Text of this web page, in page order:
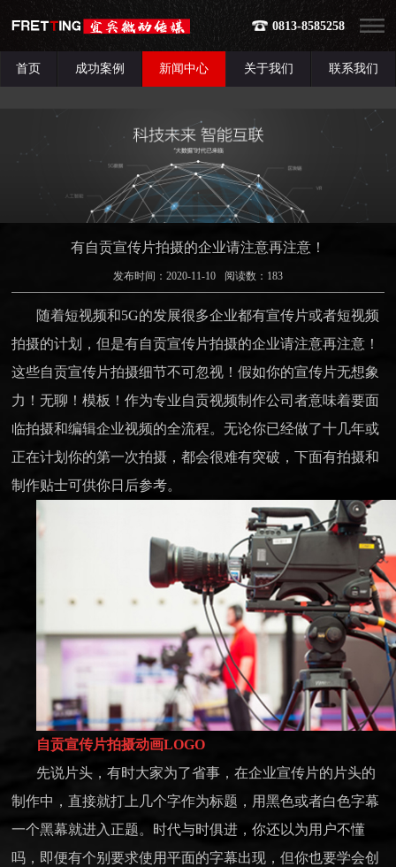
0813-8585258
首页 成功案例 新闻中心 关于我们 联系我们
有自贡宣传片拍摄的企业请注意再注意！
发布时间：2020-11-10 阅读数： 183
随着短视频和5G的发展很多企业都有宣传片或者短视频
拍摄的计划，但是有自贡宣传片拍摄的企业请注意再注意！
这些自贡宣传片拍摄细节不可忽视！假如你的宣传片无想象
力！无聊！模板！作为专业自贡视频制作公司者意味着要面
临拍摄和编辑企业视频的全流程。无论你已经做了十几年或
正在计划你的第一次拍摄，都会很难有突破，下面有拍摄和
制作贴士可供你日后参考。
自贡宣传片拍摄动画LOGO
先说片头，有时大家为了省事，在企业宣传片的片头的
制作中，直接就打上几个字作为标题，用黑色或者白色字幕
一个黑幕就进入正题。时代与时俱进，你还以为用户不懂
吗，即便有个别要求使用平面的字幕出现，但你也要学会创